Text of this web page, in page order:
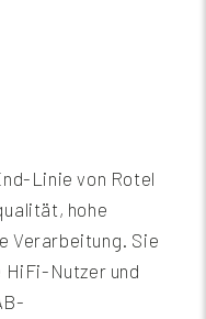
Linie von Rotel
hohe
Verarbeitung. Sie
Nutzer und